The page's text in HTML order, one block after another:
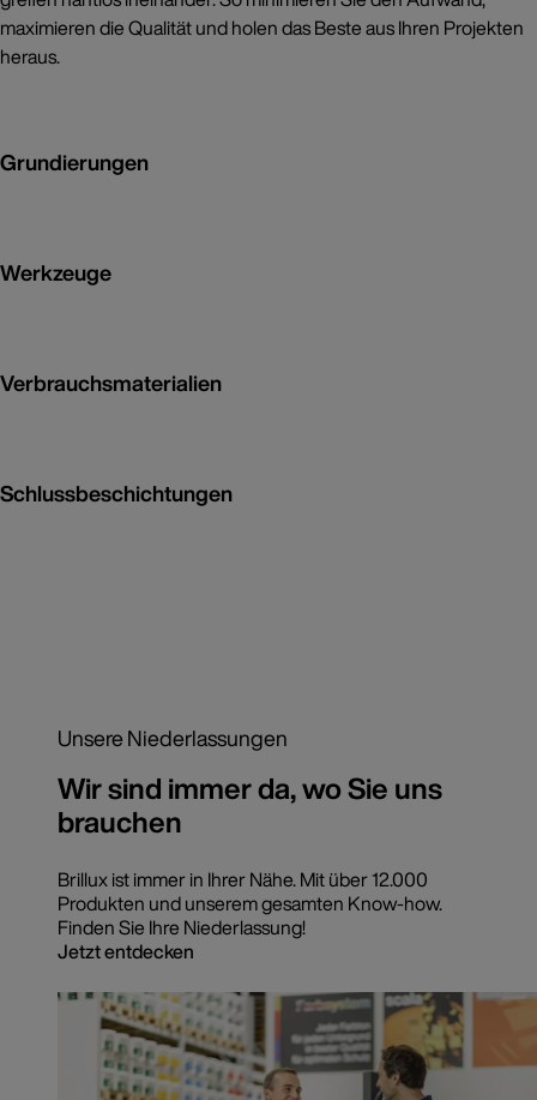
maximieren die Qualität und holen das Beste aus Ihren Projekten
heraus.
Grundierungen
Werkzeuge
Verbrauchsmaterialien
Schlussbeschichtungen
Unsere Niederlassungen
Wir sind immer da, wo Sie uns
brauchen
Brillux ist immer in Ihrer Nähe. Mit über 12.000
Produkten und unserem gesamten Know-how.
Finden Sie Ihre Niederlassung!
Jetzt entdecken